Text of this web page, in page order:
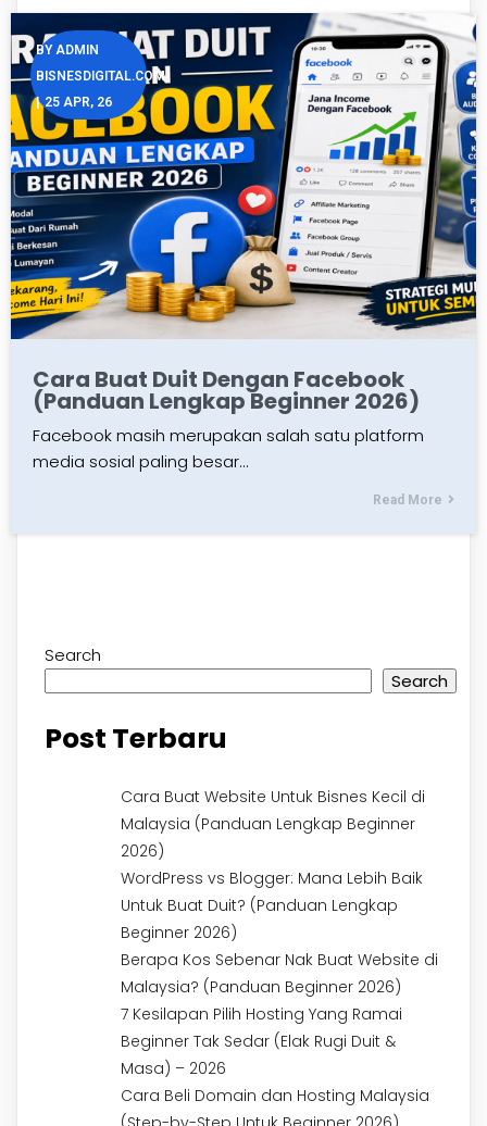
Cara Buat Duit Dengan Facebook
(Panduan Lengkap Beginner 2026)
BYADMIN
BISNESDIGITAL.COM
| 25 APR, 26
Facebook masih merupakan salah satu platform
media sosial paling besar…
Read More
Search
Search
Post Terbaru
Cara Buat Website Untuk Bisnes Kecil di
Malaysia (Panduan Lengkap Beginner
2026)
WordPress vs Blogger: Mana Lebih Baik
Untuk Buat Duit? (Panduan Lengkap
Beginner 2026)
Berapa Kos Sebenar Nak Buat Website di
Malaysia? (Panduan Beginner 2026)
7 Kesilapan Pilih Hosting Yang Ramai
Beginner Tak Sedar (Elak Rugi Duit &
Masa) – 2026
Cara Beli Domain dan Hosting Malaysia